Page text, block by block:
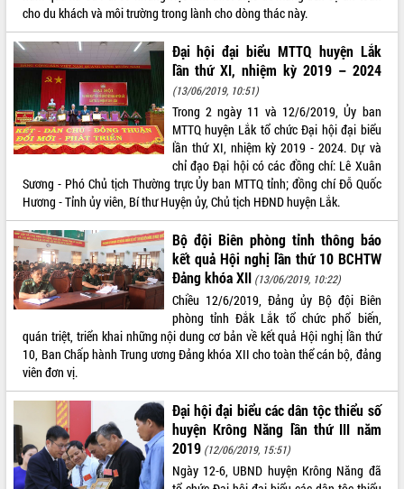
LIÊN KẾT WEB
THỐNG KÊ TRUY CẬP
Hôm nay: 11208
Tất cả: 66124322
cho du khách và môi trường trong lành cho dòng thác này.
Đại hội đại biểu MTTQ huyện Lắk
lần thứ XI, nhiệm kỳ 2019 – 2024
(13/06/2019, 10:51)
Trong 2 ngày 11 và 12/6/2019, Ủy ban
MTTQ huyện Lắk tổ chức Đại hội đại biểu
lần thứ XI, nhiệm kỳ 2019 - 2024. Dự và
chỉ đạo Đại hội có các đồng chí: Lê Xuân
Sương - Phó Chủ tịch Thường trực Ủy ban MTTQ tỉnh; đồng chí Đỗ Quốc
Hương - Tỉnh ủy viên, Bí thư Huyện ủy, Chủ tịch HĐND huyện Lắk.
Bộ đội Biên phòng tỉnh thông báo
kết quả Hội nghị lần thứ 10 BCHTW
Đảng khóa XII (13/06/2019, 10:22)
Chiều 12/6/2019, Đảng ủy Bộ đội Biên
phòng tỉnh Đắk Lắk tổ chức phổ biến,
quán triệt, triển khai những nội dung cơ bản về kết quả Hội nghị lần thứ
10, Ban Chấp hành Trung ương Đảng khóa XII cho toàn thể cán bộ, đảng
viên đơn vị.
Đại hội đại biểu các dân tộc thiểu số
huyện Krông Năng lần thứ III năm
2019 (12/06/2019, 15:51)
Ngày 12-6, UBND huyện Krông Năng đã